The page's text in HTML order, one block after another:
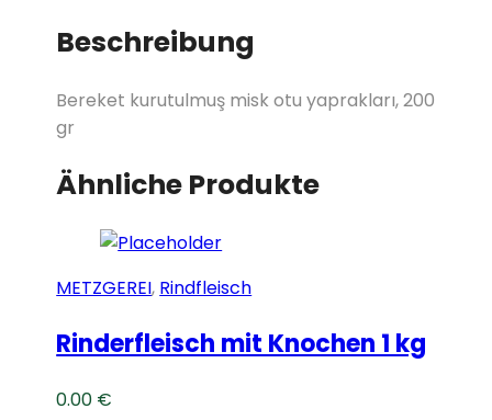
Beschreibung
Bereket kurutulmuş misk otu yaprakları, 200
gr
Ähnliche Produkte
METZGEREI, Rindfleisch
Rinderfleisch mit Knochen 1 kg
0.00 €